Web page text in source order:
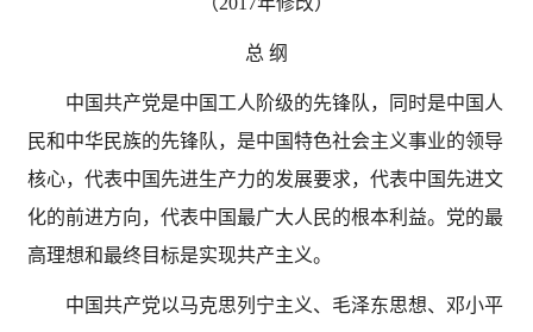
总 纲
中国共产党是中国工人阶级的先锋队，同时是中国人
民和中华民族的先锋队，是中国特色社会主义事业的领导
核心，代表中国先进生产力的发展要求，代表中国先进文
化的前进方向，代表中国最广大人民的根本利益。党的最
高理想和最终目标是实现共产主义。
中国共产党以马克思列宁主义、毛泽东思想、邓小平